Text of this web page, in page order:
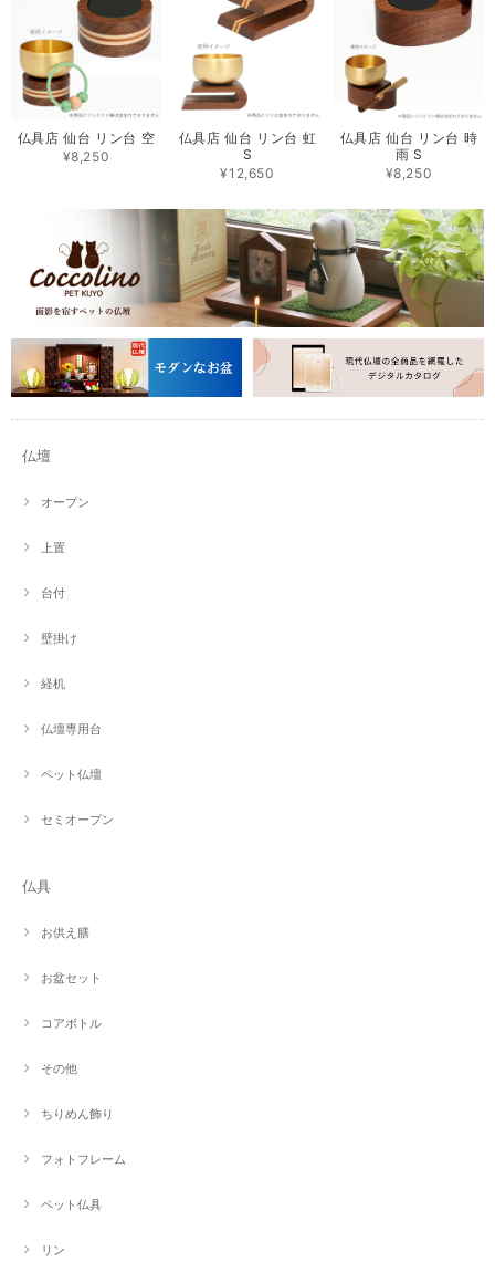
仏具店 仙台 リン台 空
¥8,250
仏具店 仙台 リン台 虹
S
¥12,650
仏具店 仙台 リン台 時
雨 S
¥8,250
仏壇
オープン
上置
台付
壁掛け
経机
仏壇専用台
ペット仏壇
セミオープン
仏具
お供え膳
お盆セット
コアボトル
その他
ちりめん飾り
フォトフレーム
ペット仏具
リン